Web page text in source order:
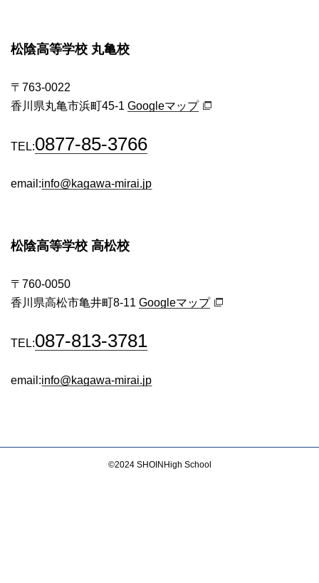
松陰高等学校 丸亀校
〒763-0022
香川県丸亀市浜町45-1 Googleマップ
TEL:0877-85-3766
email:info@kagawa-mirai.jp
松陰高等学校 高松校
〒760-0050
香川県高松市亀井町8-11 Googleマップ
TEL:087-813-3781
email:info@kagawa-mirai.jp
©2024 SHOIN High School